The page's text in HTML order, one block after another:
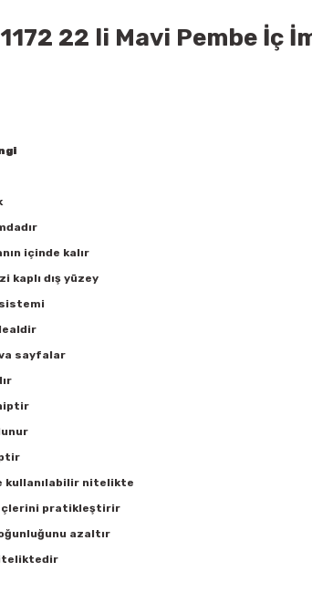
22 li Mavi Pembe İç
içinde kalır
kaplı dış yüzey
sistemi
sayfalar
kullanılabilir nitelikte
pratikleştirir
azaltır